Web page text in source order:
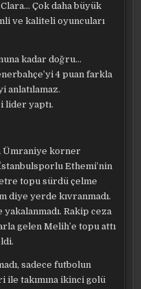
Çok daha büyük
ve kaliteli oyuncuları
kadar doğru…
4 puan farkla
anlatılamaz.
lider yaptı.
Ümraniye korner
Ethemi’nin
topu sürdü çelme
diye yerde kıvranmadı.
Rakip ceza
gelen Melih’e topu attı
sadece futbolun
ile takımına ikinci golü